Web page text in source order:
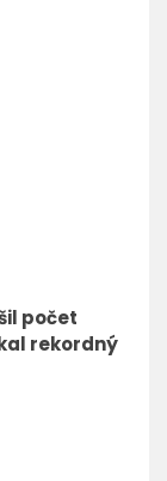
počet
rekordný